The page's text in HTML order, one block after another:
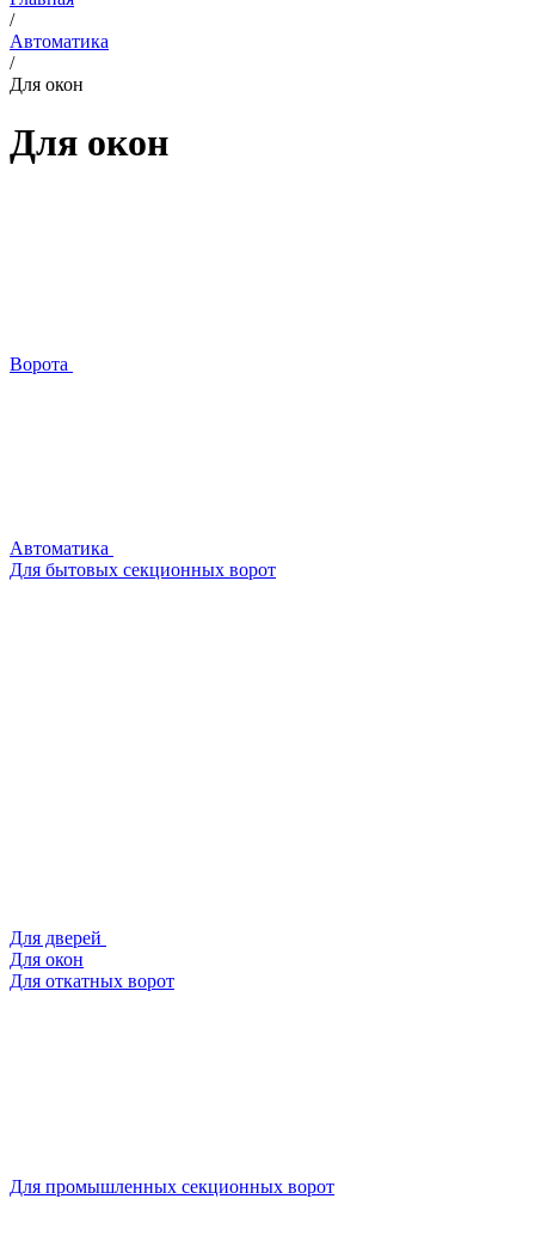
/
Автоматика
/
Для окон
Для окон
Ворота
Автоматика
Для бытовых секционных ворот
Для дверей
Для окон
Для откатных ворот
Для промышленных секционных ворот